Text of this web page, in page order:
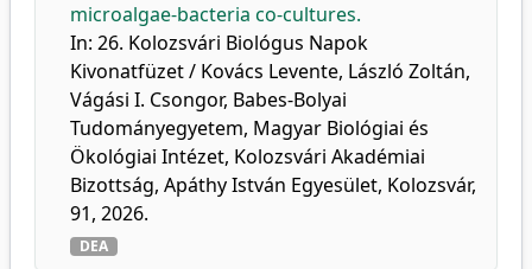
microalgae-bacteria co-cultures.
In: 26. Kolozsvári Biológus Napok
Kivonatfüzet / Kovács Levente, László Zoltán,
Vágási I. Csongor, Babes-Bolyai
Tudományegyetem, Magyar Biológiai és
Ökológiai Intézet, Kolozsvári Akadémiai
Bizottság, Apáthy István Egyesület, Kolozsvár,
91, 2026.
DEA